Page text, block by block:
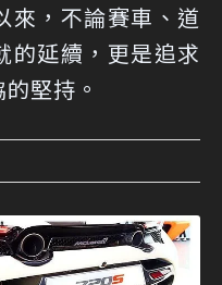
來，不論賽車、道
的延續，更是追求
堅持。